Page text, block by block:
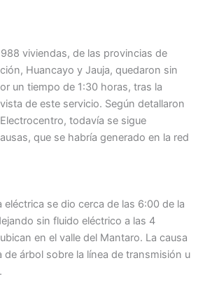
viviendas, de las provincias de
Huancayo y Jauja, quedaron sin
un tiempo de 1:30 horas, tras la
de este servicio. Según detallaron
todavía se sigue
que se habría generado en la red
eléctrica se dio cerca de las 6:00 de la
sin fluido eléctrico a las 4
en el valle del Mantaro. La causa
de árbol sobre la línea de transmisión u